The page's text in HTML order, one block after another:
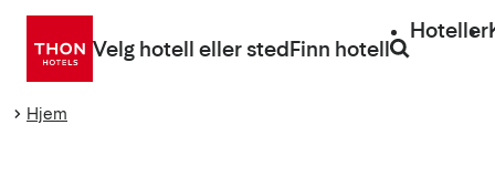
Gå
direkte
Velg hotell eller stedFinn hotell
Hoteller
Hjem